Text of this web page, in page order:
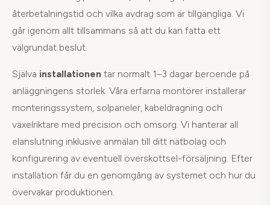
återbetalningstid och vilka avdrag som är tillgängliga. Vi
går igenom allt tillsammans så att du kan fatta ett
välgrundat beslut.
Själva installationen tar normalt 1–3 dagar beroende på
anläggningens storlek. Våra erfarna montörer installerar
monteringssystem, solpaneler, kabeldragning och
växelriktare med precision och omsorg. Vi hanterar all
elanslutning inklusive anmälan till ditt nätbolag och
konfigurering av eventuell överskottsel-försäljning. Efter
installation får du en genomgång av systemet och hur du
övervakar produktionen.